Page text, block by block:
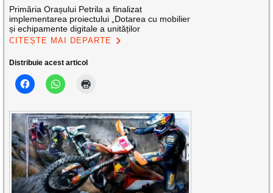
Primăria Orașului Petrila a finalizat
implementarea proiectului „Dotarea cu mobilier
și echipamente digitale a unităților
CITEȘTE MAI DEPARTE
Distribuie acest articol